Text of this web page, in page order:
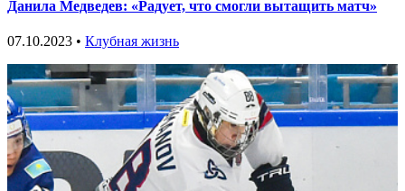
Данила Медведев: «Радует, что смогли вытащить матч»
07.10.2023 • Клубная жизнь